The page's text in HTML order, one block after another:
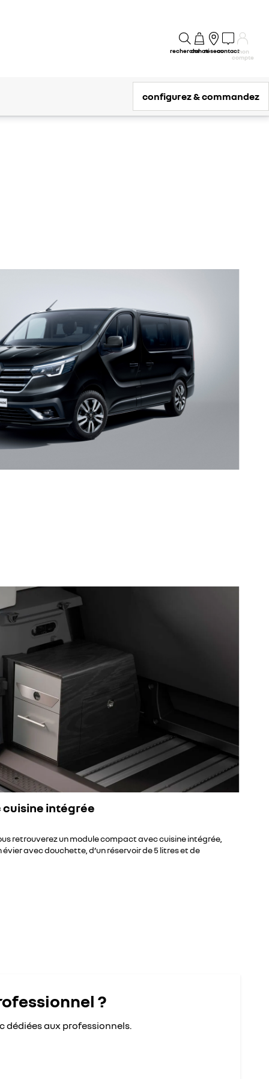
rechercheachatréseaucontactmon
compte
configurez & commandez
intégrée
retrouverez un module compact avec cuisine intégrée,
évier avec douchette, d’un réservoir de 5 litres et de
?
dédiées aux professionnels.